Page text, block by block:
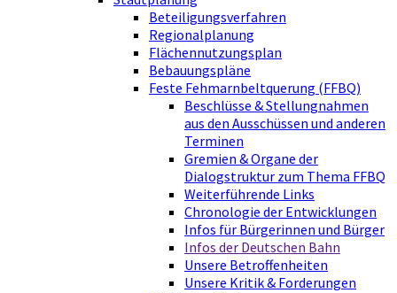
Beteiligungsverfahren
Regionalplanung
Flächennutzungsplan
Bebauungspläne
Feste Fehmarnbeltquerung (FFBQ)
Beschlüsse & Stellungnahmen
aus den Ausschüssen und anderen
Terminen
Gremien & Organe der
Dialogstruktur zum Thema FFBQ
Weiterführende Links
Chronologie der Entwicklungen
Infos für Bürgerinnen und Bürger
Infos der Deutschen Bahn
Unsere Betroffenheiten
Unsere Kritik & Forderungen